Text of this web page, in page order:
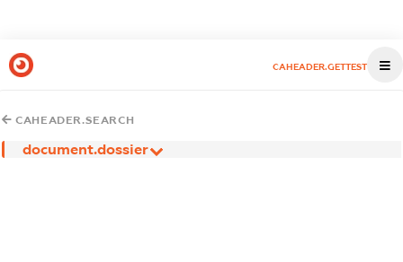
CAHEADER.GETTEST
CAHEADER.SEARCH
document.dossier